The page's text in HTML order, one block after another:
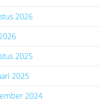
2026
2025
2025
2024